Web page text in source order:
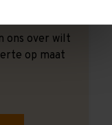
ons over wilt
op maat